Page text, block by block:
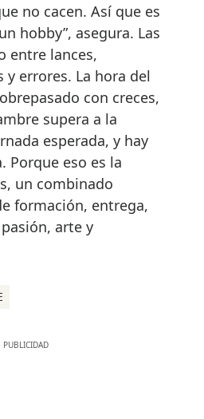
no cacen. Así que es
hobby”, asegura. Las
entre lances,
y errores. La hora del
con creces,
supera a la
esperada, y hay
Porque eso es la
un combinado
formación, entrega,
arte y